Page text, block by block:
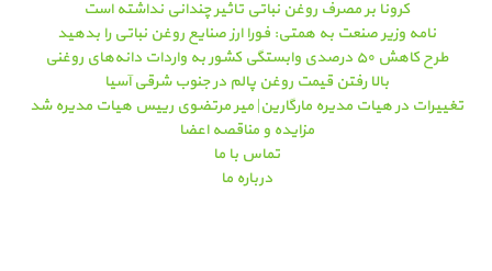
کرونا بر مصرف روغن نباتی تاثیر چندانی نداشته است
نامه وزیر صنعت به همتی: فورا ارز صنایع روغن نباتی را بدهید
طرح کاهش ۵۰ درصدی وابستگی کشور به واردات دانه‌های روغنی
بالا رفتن قیمت روغن پالم در جنوب شرقی آسیا
تغییرات در هیات مدیره مارگارین| میر مرتضوی رییس هیات مدیره شد
مزایده و مناقصه اعضا
تماس با ما
درباره ما